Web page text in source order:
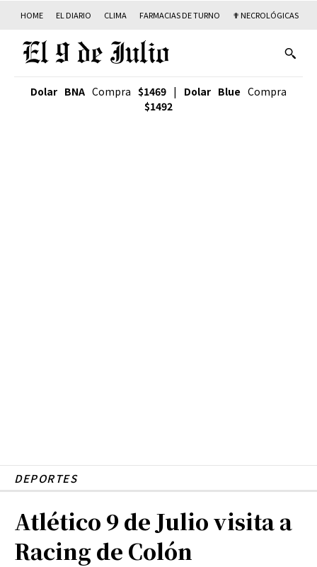
HOME EL DIARIO CLIMA FARMACIAS DE TURNO ✟ NECROLÓGICAS
Dolar BNA Compra $1469 | Dolar Blue Compra
$1492
DEPORTES
Atlético 9 de Julio visita a
Racing de Colón